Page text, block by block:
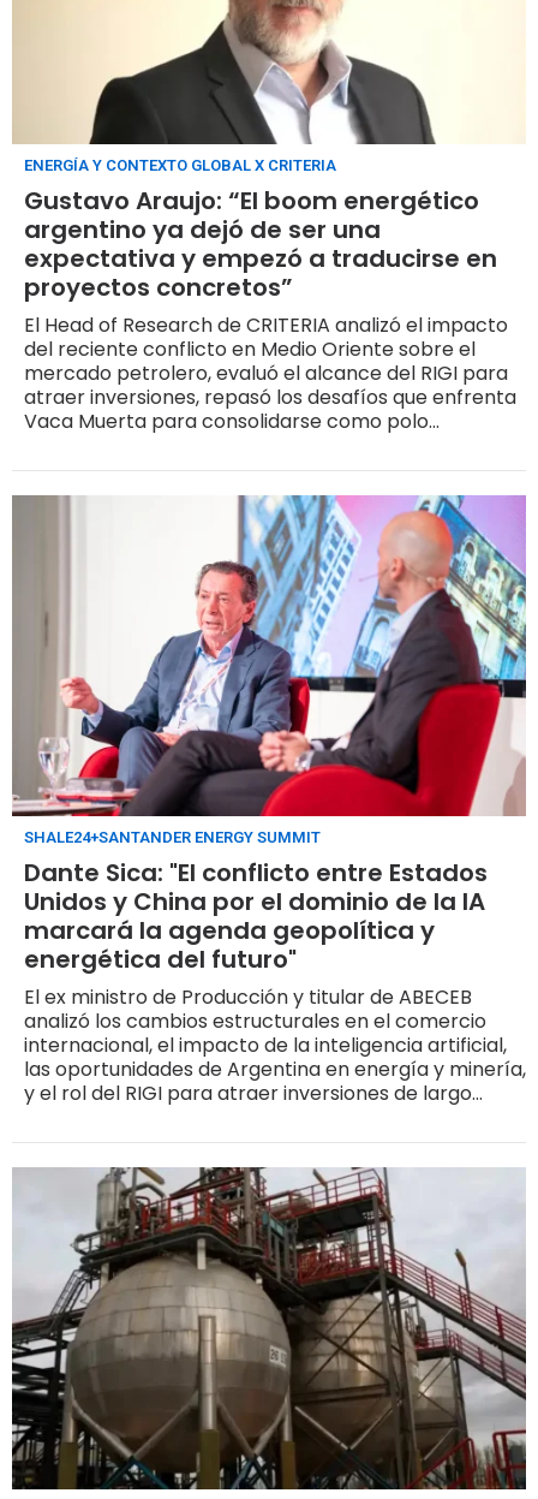
ENERGÍA Y CONTEXTO GLOBAL X CRITERIA
Gustavo Araujo: “El boom energético
argentino ya dejó de ser una
expectativa y empezó a traducirse en
proyectos concretos”
El Head of Research de CRITERIA analizó el impacto
del reciente conflicto en Medio Oriente sobre el
mercado petrolero, evaluó el alcance del RIGI para
atraer inversiones, repasó los desafíos que enfrenta
Vaca Muerta para consolidarse como polo
protagonismo en el mercado global de GNL sin
competir directamente con gigantes como Estados
SHALE24+SANTANDER ENERGY SUMMIT
Dante Sica: "El conflicto entre Estados
Unidos y China por el dominio de la IA
marcará la agenda geopolítica y
energética del futuro"
El ex ministro de Producción y titular de ABECEB
analizó los cambios estructurales en el comercio
internacional, el impacto de la inteligencia artificial,
las oportunidades de Argentina en energía y minería,
y el rol del RIGI para atraer inversiones de largo